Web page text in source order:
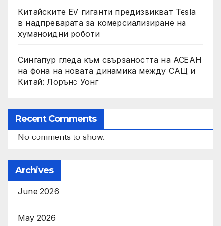
Китайските EV гиганти предизвикват Tesla
в надпреварата за комерсиализиране на
хуманоидни роботи
Сингапур гледа към свързаността на АСЕАН
на фона на новата динамика между САЩ и
Китай: Лорънс Уонг
Recent Comments
No comments to show.
Archives
June 2026
May 2026